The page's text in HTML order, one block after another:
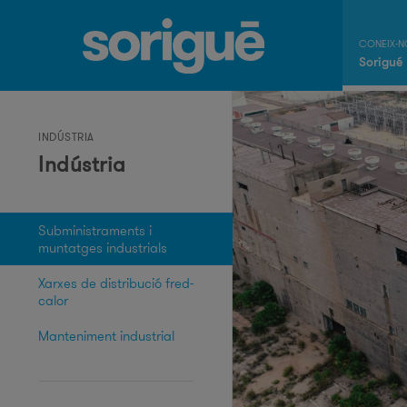
Sorigué
INDÚSTRIA
Indústria
Subministraments i
muntatges industrials
Xarxes de distribució fred-
calor
Manteniment industrial